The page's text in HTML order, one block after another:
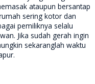
ataupun bersantap
sering kotor dan
pemiliknya selalu
Jika sudah gerah ingin
sekaranglah waktu